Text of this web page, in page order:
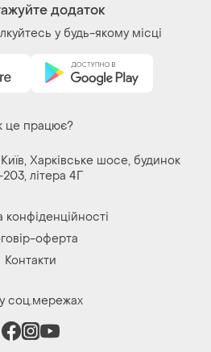
додаток
у будь-якому місці
це працює?
Київ, Харківське шосе, будинок
літера 4Г
конфіденційності
оферта
Контакти
соц.мережах